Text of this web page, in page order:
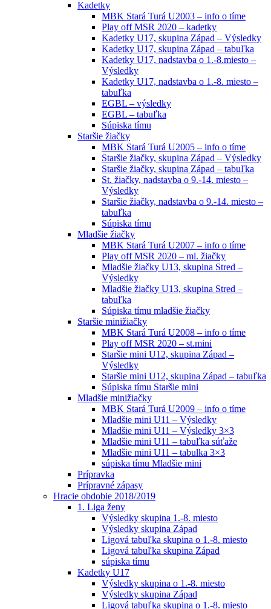
Kadetky
MBK Stará Turá U2003 – info o tíme
Play off MSR 2020 – kadetky
Kadetky U17, skupina Západ – Výsledky
Kadetky U17, skupina Západ – tabuľka
Kadetky U17, nadstavba o 1.-8.miesto –
Výsledky
Kadetky U17, nadstavba o 1.-8. miesto –
tabuľka
EGBL – výsledky
EGBL – tabuľka
Súpiska tímu
Staršie žiačky
MBK Stará Turá U2005 – info o tíme
Staršie žiačky, skupina Západ – Výsledky
Staršie žiačky, skupina Západ – tabuľka
St. žiačky, nadstavba o 9.-14. miesto –
Výsledky
Staršie žiačky, nadstavba o 9.-14. miesto –
tabuľka
Súpiska tímu
Mladšie žiačky
MBK Stará Turá U2007 – info o tíme
Play off MSR 2020 – ml. žiačky
Mladšie žiačky U13, skupina Stred –
Výsledky
Mladšie žiačky U13, skupina Stred –
tabuľka
Súpiska tímu mladšie žiačky
Staršie minižiačky
MBK Stará Turá U2008 – info o tíme
Play off MSR 2020 – st.mini
Staršie mini U12, skupina Západ –
Výsledky
Staršie mini U12, skupina Západ – tabuľka
Súpiska tímu Staršie mini
Mladšie minižiačky
MBK Stará Turá U2009 – info o tíme
Mladšie mini U11 – Výsledky
Mladšie mini U11 – Výsledky 3×3
Mladšie mini U11 – tabuľka súťaže
Mladšie mini U11 – tabulka 3×3
súpiska tímu Mladšie mini
Prípravka
Prípravné zápasy
Hracie obdobie 2018/2019
1. Liga ženy
Výsledky skupina 1.-8. miesto
Výsledky skupina Západ
Ligová tabuľka skupina o 1.-8. miesto
Ligová tabuľka skupina Západ
súpiska tímu
Kadetky U17
Výsledky skupina o 1.-8. miesto
Výsledky skupina Západ
Ligová tabuľka skupina o 1.-8. miesto